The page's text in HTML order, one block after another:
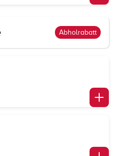
Abholrabatt